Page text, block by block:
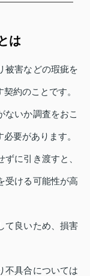
は
被害などの瑕疵を
約のことです。
ないか調査をおこ
要があります。
に引き渡すと、
受ける可能性が高
て良いため、損害
不具合については